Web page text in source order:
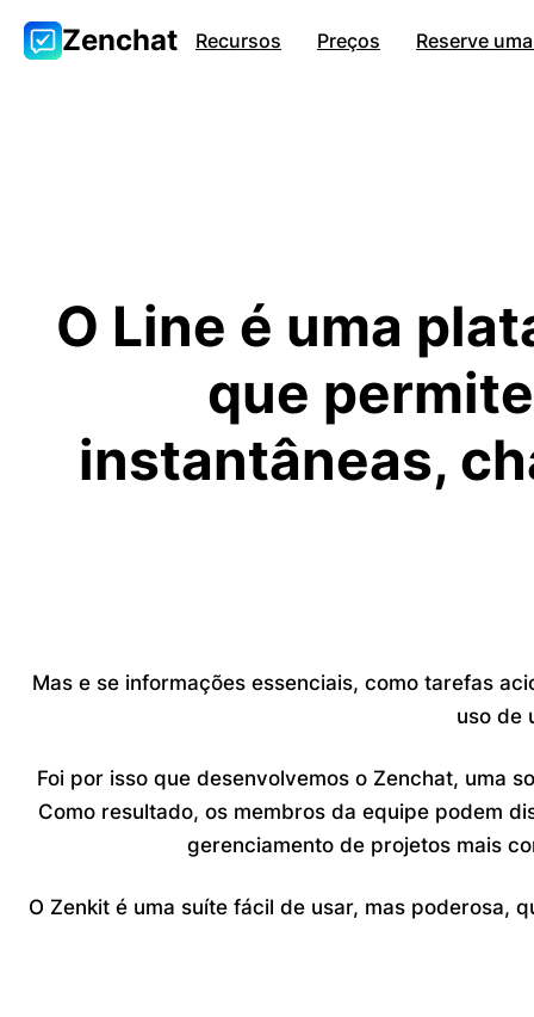
Zenchat Recursos Preços Reserve
O Line é uma
que
instantâneas,
Mas e se informações essenciais, como tarefas
uso de
Foi por isso que desenvolvemos o Zenchat, uma
Como resultado, os membros da equipe podem
gerenciamento de projetos mais
O Zenkit é uma suíte fácil de usar, mas poderosa,